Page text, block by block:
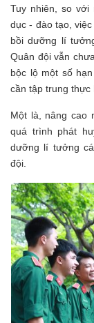
Tuy nhiên, so
dục - đào tạo,
bồi dưỡng lí
Quân đội vẫn
bộc lộ một số
cần tập trung thực
Một là, nâng cao
quá trình phát
dưỡng lí tưởng
đội.